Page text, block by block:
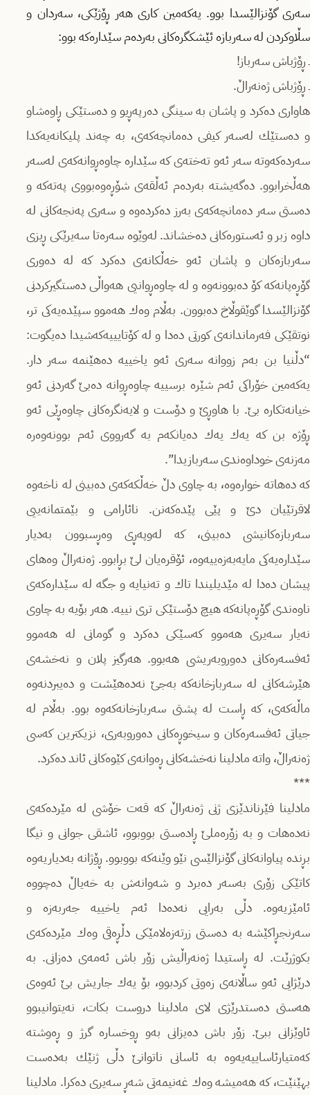
سەری گۆنزالێسدا بوو. یەكەمین كاری هەر ڕۆژێكی، سەردان و
سڵاوكردن لە سەربازە ئێشكگرەكانی بەردەم سێدارەكە بوو:
ـ ڕۆژباش سەرباز!
ـ ڕۆژباش ژەنەراڵ.
هاواری دەكرد و پاشان بە سینگی دەرپەڕیو و دەستێكی ڕاوەشاو
و دەستێك لەسەر كیفی دەمانچەكەی، بە چەند پلیكانەیەكدا
سەردەكەوتە سەر ئەو تەختەی كە سێدارە چاوەڕوانەكەی لەسەر
هەڵخرابوو. دەگەیشتە بەردەم ئەڵقەی شۆڕەوەبووی پەتەكە و
دەستی سەر دەمانچەكەی بەرز دەكردەوە و سەری پەنجەكانی لە
داوە زبر و ئەستورەكانی دەخشاند. لەوێوە سەرەتا سەیرێكی ڕیزی
سەربازەكان و پاشان ئەو خەڵكانەی دەكرد كە لە دەوری
گۆڕەپانەكە كۆ دەبوونەوە و لە چاوەڕوانیی هەواڵی دەستگیركردنی
گۆنزالێسدا گوێقوڵاخ دەبوون. بەڵام وەك هەموو سپێدەیەكی تر،
نوتقێكی فەرماندانەی كورتی دەدا و لە كۆتایییەكەشیدا دەیگوت:
“دڵنیا بن بەم زووانە سەری ئەو یاخییە دەهێنمە سەر دار.
یەكەمین خۆراكی ئەم شێرە برسییە چاوەڕوانە دەبێ گەردنی ئەو
خیانەتكارە بێ. با هاوڕێ و دۆست و لایەنگرەكانی چاوەڕێی ئەو
ڕۆژە بن كە یەك یەك دەیانكەم بە گەرووی ئەم بوونەوەرە
مەزنەی خوداوەندی سەربازیدا”.
كە دەهاتە خوارەوە، بە چاوی دڵ خەڵكەكەی دەبینی لە ناخەوە
لاقرتێیان دێ و پێی پێدەكەنن. نائارامی و بێمتمانەییی
سەربازەكانیشی دەبینی، كە لەوپەڕی وەڕسبوون بەدیار
سێدارەیەكی مایەبەزەییەوە، ئۆقرەیان لێ بڕابوو. ژەنەراڵ وەهای
پیشان دەدا لە مێدیلیندا تاك و تەنیایە و جگە لە سێدارەكەی
ناوەندی گۆڕەپانەكە هیچ دۆستێكی تری نییە. هەر بۆیە بە چاوی
نەیار سەیری هەموو كەسێكی دەكرد و گومانی لە هەموو
ئەفسەرەكانی دەوروبەریشی هەبوو. هەرگیز پلان و نەخشەی
هێرشەكانی لە سەربازخانەكە بەجێ نەدەهێشت و دەیبردنەوە
ماڵەكەی، كە ڕاست لە پشتی سەربازخانەكەوە بوو. بەڵام لە
جیاتی ئەفسەرەكان و سیخوڕەكانی دەوروبەری، نزیكترین كەسی
ژەنەراڵ، واتە مادلینا نەخشەكانی ڕەوانەی كێوەكانی ئاند دەكرد.
***
مادلینا فێرناندێزی ژنی ژەنەراڵ كە قەت خۆشی لە مێردەكەی
نەدەهات و بە زۆرەملێ ڕادەستی بووبوو، ئاشقی جوانی و نیگا
بڕندە پیاوانەكانی گۆنزالێسی نێو وێنەكە بووبوو. ڕۆژانە بەدیاریەوە
كاتێكی زۆری بەسەر دەبرد و شەوانەش بە خەیاڵ دەچووە
ئامێزیەوە. دڵی بەرایی نەدەدا ئەم یاخییە جەربەزە و
سەرنجڕاكێشە بە دەستی زرتەزەلامێكی دڵڕەقی وەك مێردەكەی
بكوژرێت. لە ڕاستیدا ژەنەراڵیش زۆر باش ئەمەی دەزانی. بە
درێژایی ئەو ساڵانەی زەوتی كردبوو، بۆ یەك جاریش بێ ئەوەی
هەستی دەستدرێژی لای مادلینا دروست بكات، نەیتوانیبوو
ئاوێزانی ببێ. زۆر باش دەیزانی بەو ڕوخسارە گرژ و ڕەوشتە
كەمتیارئاساییەیەوە بە ئاسانی ناتوانێ دڵی ژنێك بەدەست
بهێنێت، كە هەمیشە وەك غەنیمەتی شەڕ سەیری دەكرا. مادلینا